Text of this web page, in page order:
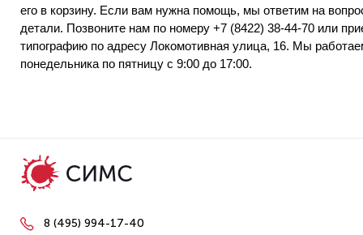
его в корзину. Если вам нужна помощь, мы ответим на
детали. Позвоните нам по номеру +7 (8422) 38-44-70 или
типографию по адресу Локомотивная улица, 16. Мы
понедельника по пятницу с 9:00 до 17:00.
8 (495) 994-17-40